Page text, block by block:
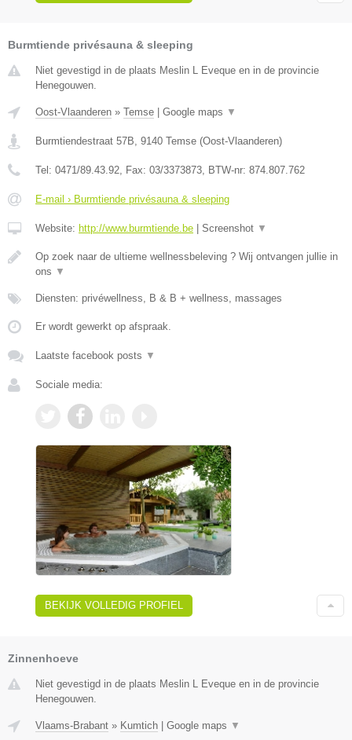
Burmtiende privésauna & sleeping
Niet gevestigd in de plaats Meslin L Eveque en in de provincie
Henegouwen.
Oost-Vlaanderen » Temse Google maps ▼
Burmtiendestraat 57B, 9140 Temse (Oost-Vlaanderen)
Tel: 0471/89.43.92, Fax: 03/3373873, BTW-nr: 874.807.762
E-mail › Burmtiende privésauna & sleeping
Website: http://www.burmtiende.be Screenshot ▼
Op zoek naar de ultieme wellnessbeleving ? Wij ontvangen jullie in
ons ▼
Diensten: privéwellness, B & B + wellness, massages
Er wordt gewerkt op afspraak.
Laatste facebook posts ▼
Sociale media:
BEKIJK VOLLEDIG PROFIEL
Zinnenhoeve
Niet gevestigd in de plaats Meslin L Eveque en in de provincie
Henegouwen.
Vlaams-Brabant » Kumtich Google maps ▼